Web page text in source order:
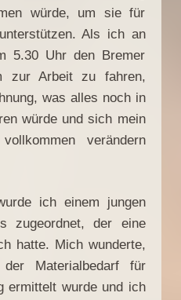
würde, um sie für
Als ich an
5.30 Uhr den Bremer
zur Arbeit zu fahren,
was alles noch in
würde und sich mein
verändern
ich einem jungen
zugeordnet, der eine
hatte. Mich wunderte,
Materialbedarf für
ermittelt wurde und ich